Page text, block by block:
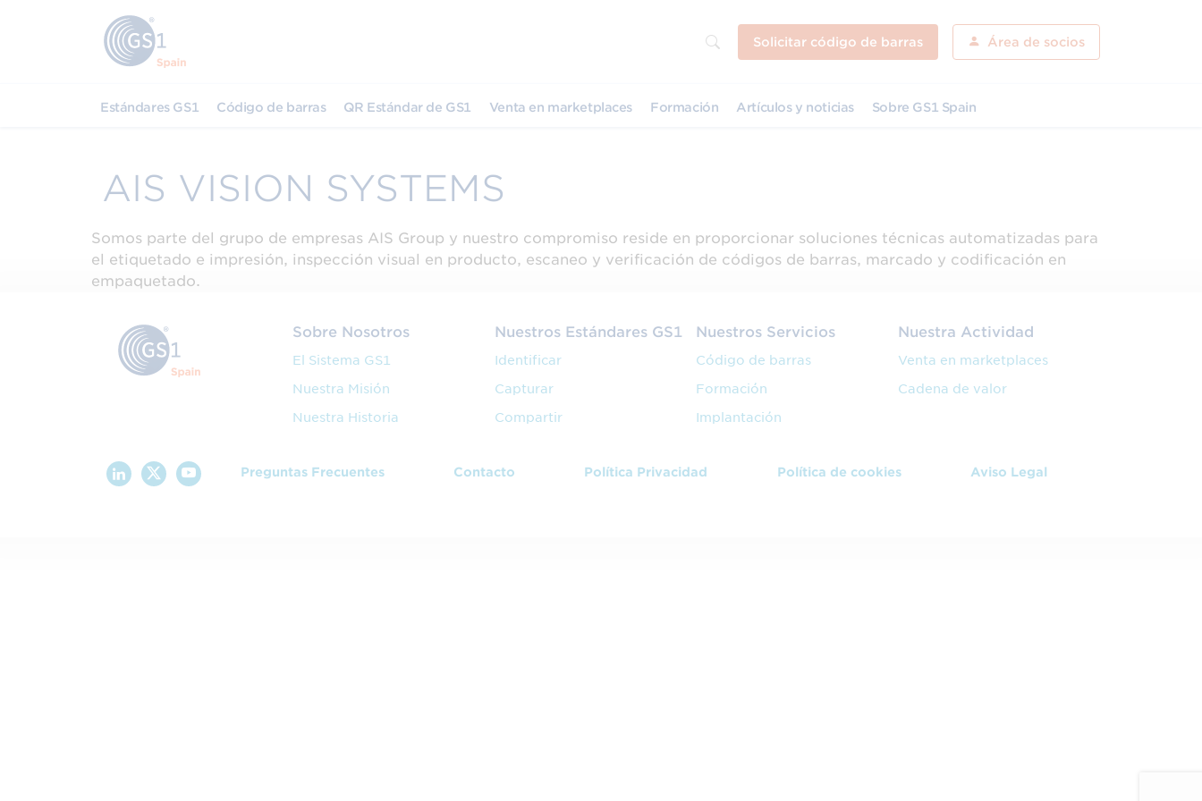
Solicitar código de barras Área de socios
Estándares GS1 Código de barras QR Estándar de GS1 Venta en marketplaces Formación Artículos y noticias Sobre GS1 Spain
AIS VISION SYSTEMS
Somos parte del grupo de empresas AIS Group y nuestro compromiso reside en proporcionar soluciones técnicas automatizadas para
el etiquetado e impresión, inspección visual en producto, escaneo y verificación de códigos de barras, marcado y codificación en
empaquetado.
Sobre Nosotros
El Sistema GS1
Nuestra Misión
Nuestra Historia
Nuestros Estándares GS1
Identificar
Capturar
Compartir
Nuestros Servicios
Código de barras
Formación
Implantación
Nuestra Actividad
Venta en marketplaces
Cadena de valor
Preguntas Frecuentes Contacto Política Privacidad Política de cookies Aviso Legal